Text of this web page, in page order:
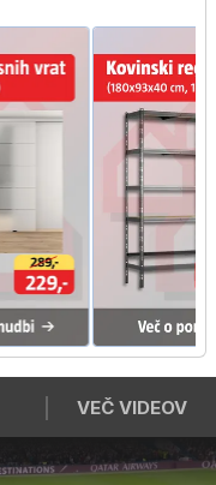
VEČ VIDEOV